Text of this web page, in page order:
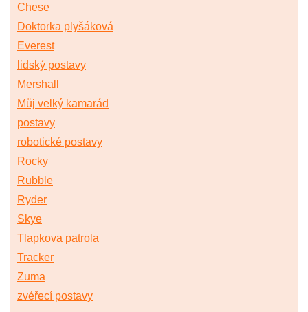
Chese
Doktorka plyšáková
Everest
lidský postavy
Mershall
Můj velký kamarád
postavy
robotické postavy
Rocky
Rubble
Ryder
Skye
Tlapkova patrola
Tracker
Zuma
zvéřecí postavy